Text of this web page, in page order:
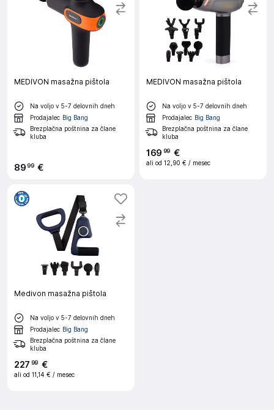
MEDIVON masažna pištola
Na voljo v 5-7 delovnih dneh
Prodajalec Big Bang
Brezplačna poštnina za člane
kluba
8999 €
MEDIVON masažna pištola
Na voljo v 5-7 delovnih dneh
Prodajalec Big Bang
Brezplačna poštnina za člane
kluba
169 99 €
ali od 12,90 € / mesec
Medivon masažna pištola
Na voljo v 5-7 delovnih dneh
Prodajalec Big Bang
Brezplačna poštnina za člane
kluba
227 99 €
ali od 11,14 € / mesec